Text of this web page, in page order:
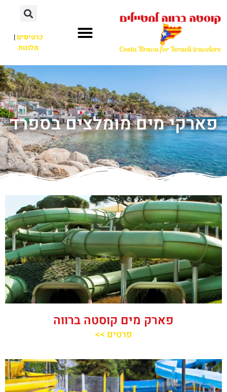
כרטיסים|
מלונות
פארקי מים מומלצים בספרד
פארק מים קוסטה ברווה
פרטים >>